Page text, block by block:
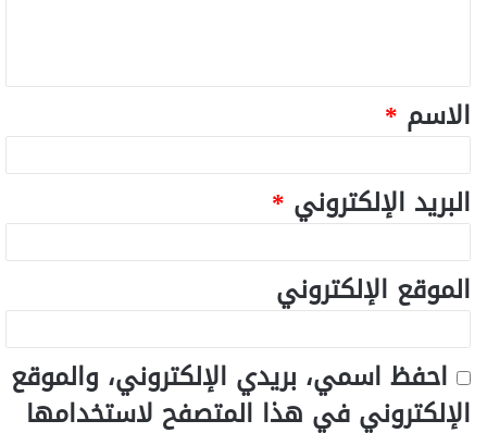
الاسم *
البريد الإلكتروني *
الموقع الإلكتروني
احفظ اسمي، بريدي الإلكتروني، والموقع
الإلكتروني في هذا المتصفح لاستخدامها